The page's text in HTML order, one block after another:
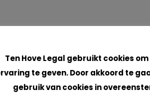
Ten Hove Legal gebruikt cookies
te geven. Door akkoord te
gebruik van cookies in